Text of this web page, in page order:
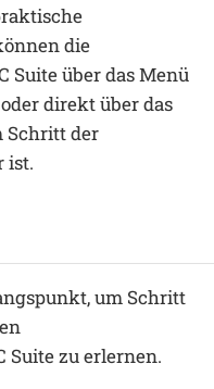
die
Suite über das Menü
direkt über das
Schritt der
ist.
um Schritt
Suite zu erlernen.